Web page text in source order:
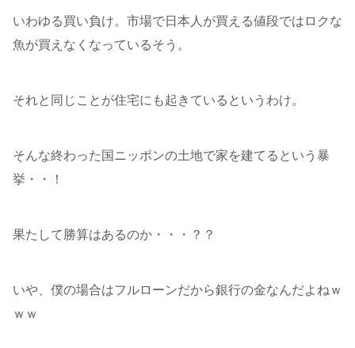
いわゆる買い負け。市場で日本人が買える値段ではロクな
魚が買えなくなっているそう。
それと同じことが住宅にも起きているというわけ。
そんな終わった国ニッポンの土地で家を建てるという暴
挙・・！
果たして勝算はあるのか・・・？？
いや、僕の場合はフルローンだから銀行の金なんだよねｗ
ｗｗ